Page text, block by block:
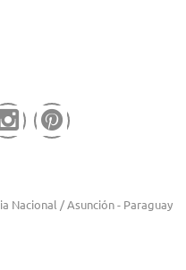
Nacional / Asunción - Paraguay